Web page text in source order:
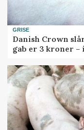
GRISE
Danish Crown
gab er 3 kroner –